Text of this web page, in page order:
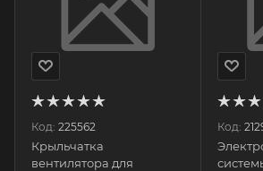
Код: 225562
Крыльчатка
вентилятора для
Код: